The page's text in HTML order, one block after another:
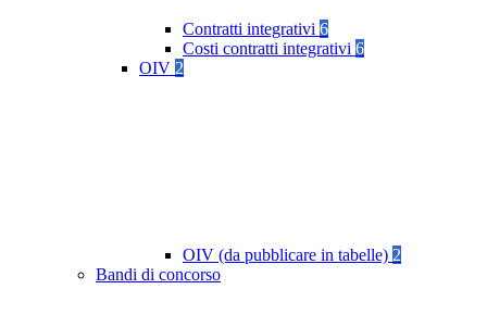
Contratti integrativi 6
Costi contratti integrativi 6
OIV 2
OIV (da pubblicare in tabelle) 2
Bandi di concorso